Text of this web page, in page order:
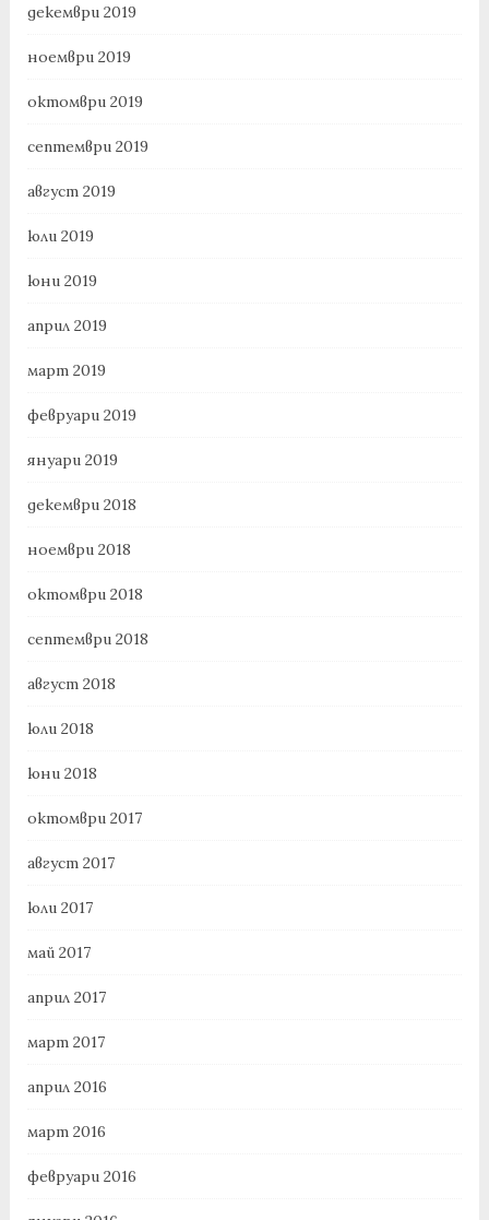
декември 2019
ноември 2019
октомври 2019
септември 2019
август 2019
юли 2019
юни 2019
април 2019
март 2019
февруари 2019
януари 2019
декември 2018
ноември 2018
октомври 2018
септември 2018
август 2018
юли 2018
юни 2018
октомври 2017
август 2017
юли 2017
май 2017
април 2017
март 2017
април 2016
март 2016
февруари 2016